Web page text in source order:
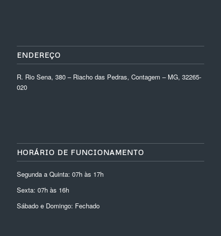
ENDEREÇO
R. Rio Sena, 380 – Riacho das Pedras, Contagem – MG, 32265-
020
HORÁRIO DE FUNCIONAMENTO
Segunda a Quinta: 07h às 17h
Sexta: 07h às 16h
Sábado e Domingo: Fechado